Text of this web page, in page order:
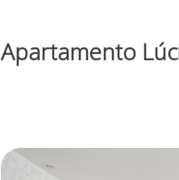
Apartamento